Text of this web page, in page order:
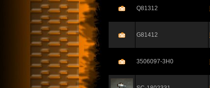
Q81312
G81412
3506097-3H0